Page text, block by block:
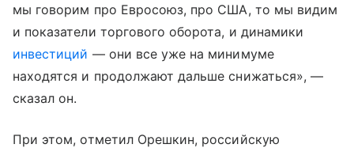
мы говорим про Евросоюз, про США, то мы видим
и показатели торгового оборота, и динамики
инвестиций — они все уже на минимуме
находятся и продолжают дальше снижаться», —
сказал он.
При этом, отметил Орешкин, российскую